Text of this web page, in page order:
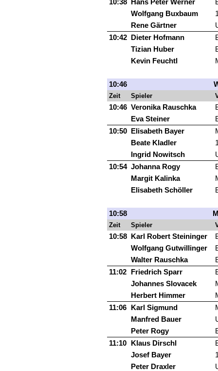
10:38 Hans Peter Werner
Wolfgang Buxbaum
Rene Gärtner
10:42
Dieter Hofmann
Tizian Huber
Kevin Feuchtl
10:46
Zeit Spieler
10:46 Veronika Rauschka
Eva Steiner
10:50
Elisabeth Bayer
Beate Kladler
Ingrid Nowitsch
10:54 Johanna Rogy
Margit Kalinka
Elisabeth Schöller
10:58
Zeit Spieler
10:58 Karl Robert Steininger
Wolfgang Gutwillinger
Walter Rauschka
11:02
Friedrich Sparr
Johannes Slovacek
Herbert Himmer
11:06
Karl Sigmund
Manfred Bauer
Peter Rogy
11:10
Klaus Dirschl
Josef Bayer
Peter Draxler